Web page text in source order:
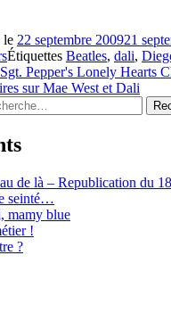
le 22 septembre 200921
Étiquettes Beatles, dali,
Sgt. Pepper's Lonely Hearts
sur Mae West et Dali
de là – Republication du
seinté…
mamy blue
!
?